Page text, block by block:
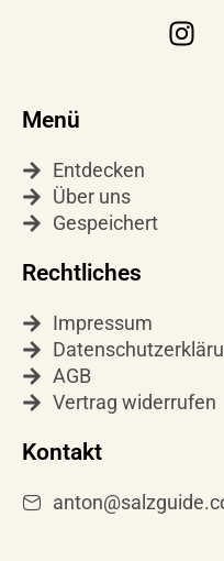
I
n
Menü
Entdecken
Über uns
Gespeichert
Rechtliches
Impressum
AGB
Vertrag widerrufen
Kontakt